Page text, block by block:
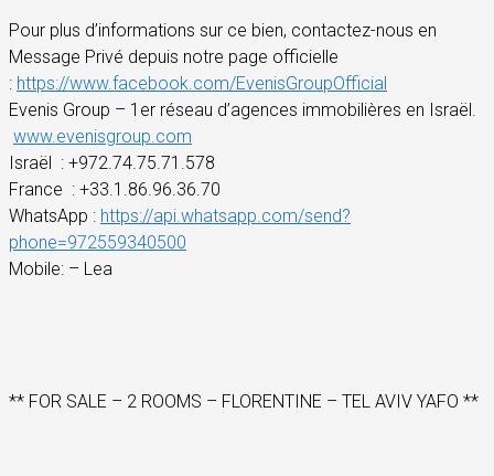
Pour plus d’informations sur ce bien, contactez-nous en
Message Privé depuis notre page officielle
: https://www.facebook.com/EvenisGroupOfficial
Evenis Group – 1er réseau d’agences immobilières en Israël.
www.evenisgroup.com
Israël : +972.74.75.71.578
France : +33.1.86.96.36.70
WhatsApp : https://api.whatsapp.com/send?
phone=972559340500
Mobile: – Lea
** FOR SALE – 2 ROOMS – FLORENTINE – TEL AVIV YAFO **